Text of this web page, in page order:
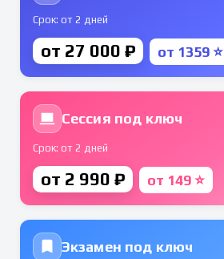
Срок: от 2 дней
от 27 000 ₽ от 1359 ⭐
Сессия под ключ
Срок: от 2 дней
от 2 990 ₽ от 149 ⭐
Экзамен под ключ